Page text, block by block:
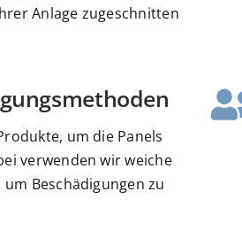
Anlage zugeschnitten
um die Panels
verwenden wir weiche
Beschädigungen zu